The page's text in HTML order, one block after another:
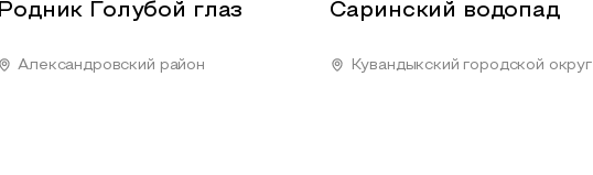
Родник Голубой глаз
Александровский район
Саринский водопад
Кувандыкский городской округ